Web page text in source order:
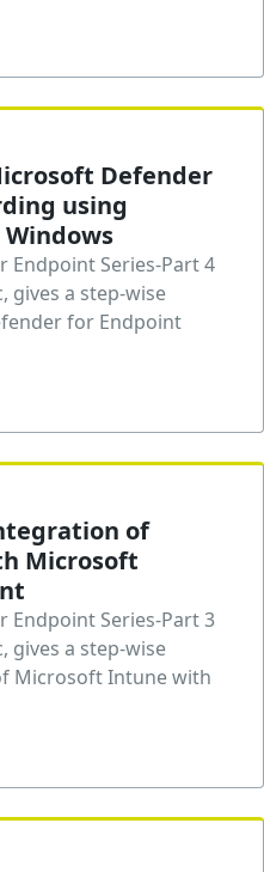
Defender
using
Series-Part 4
gives a step-wise
for Endpoint
of
Microsoft
Series-Part 3
gives a step-wise
Microsoft Intune with